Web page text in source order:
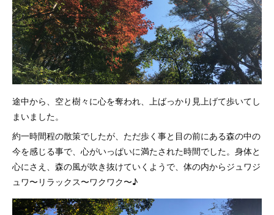
途中から、空と樹々に心を奪われ、上ばっかり見上げて歩いてし
まいました。
約一時間程の散策でしたが、ただ歩く事と目の前にある森の中の
今を感じる事で、心がいっぱいに満たされた時間でした。身体と
心にさえ、森の風が吹き抜けていくようで、体の内からジュワジ
ュワ〜リラックス〜ワクワク〜♪